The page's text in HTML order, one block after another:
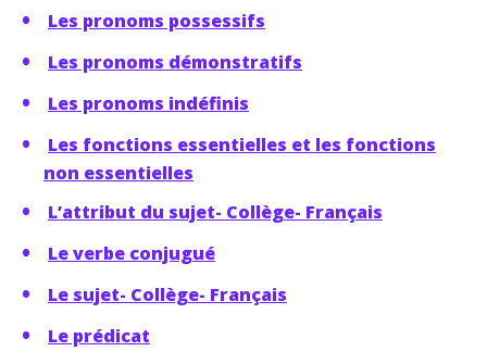
Les pronoms possessifs
Les pronoms démonstratifs
Les pronoms indéfinis
Les fonctions essentielles et les fonctions
non essentielles
L’attribut du sujet- Collège- Français
Le verbe conjugué
Le sujet- Collège- Français
Le prédicat